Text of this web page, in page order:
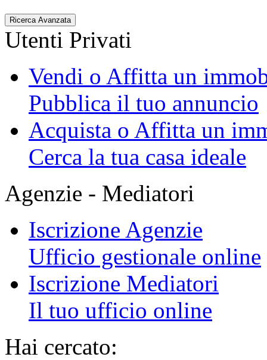
Ricerca Avanzata
Utenti Privati
Vendi o Affitta un
Pubblica il tuo annuncio
Acquista o Affitta un
Cerca la tua casa ideale
Agenzie - Mediatori
Iscrizione Agenzie
Ufficio gestionale online
Iscrizione Mediatori
Il tuo ufficio online
Hai cercato: